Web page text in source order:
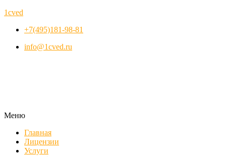
1cved
+7(495)181-98-81
info@1cved.ru
Меню
Главная
Лицензии
Услуги